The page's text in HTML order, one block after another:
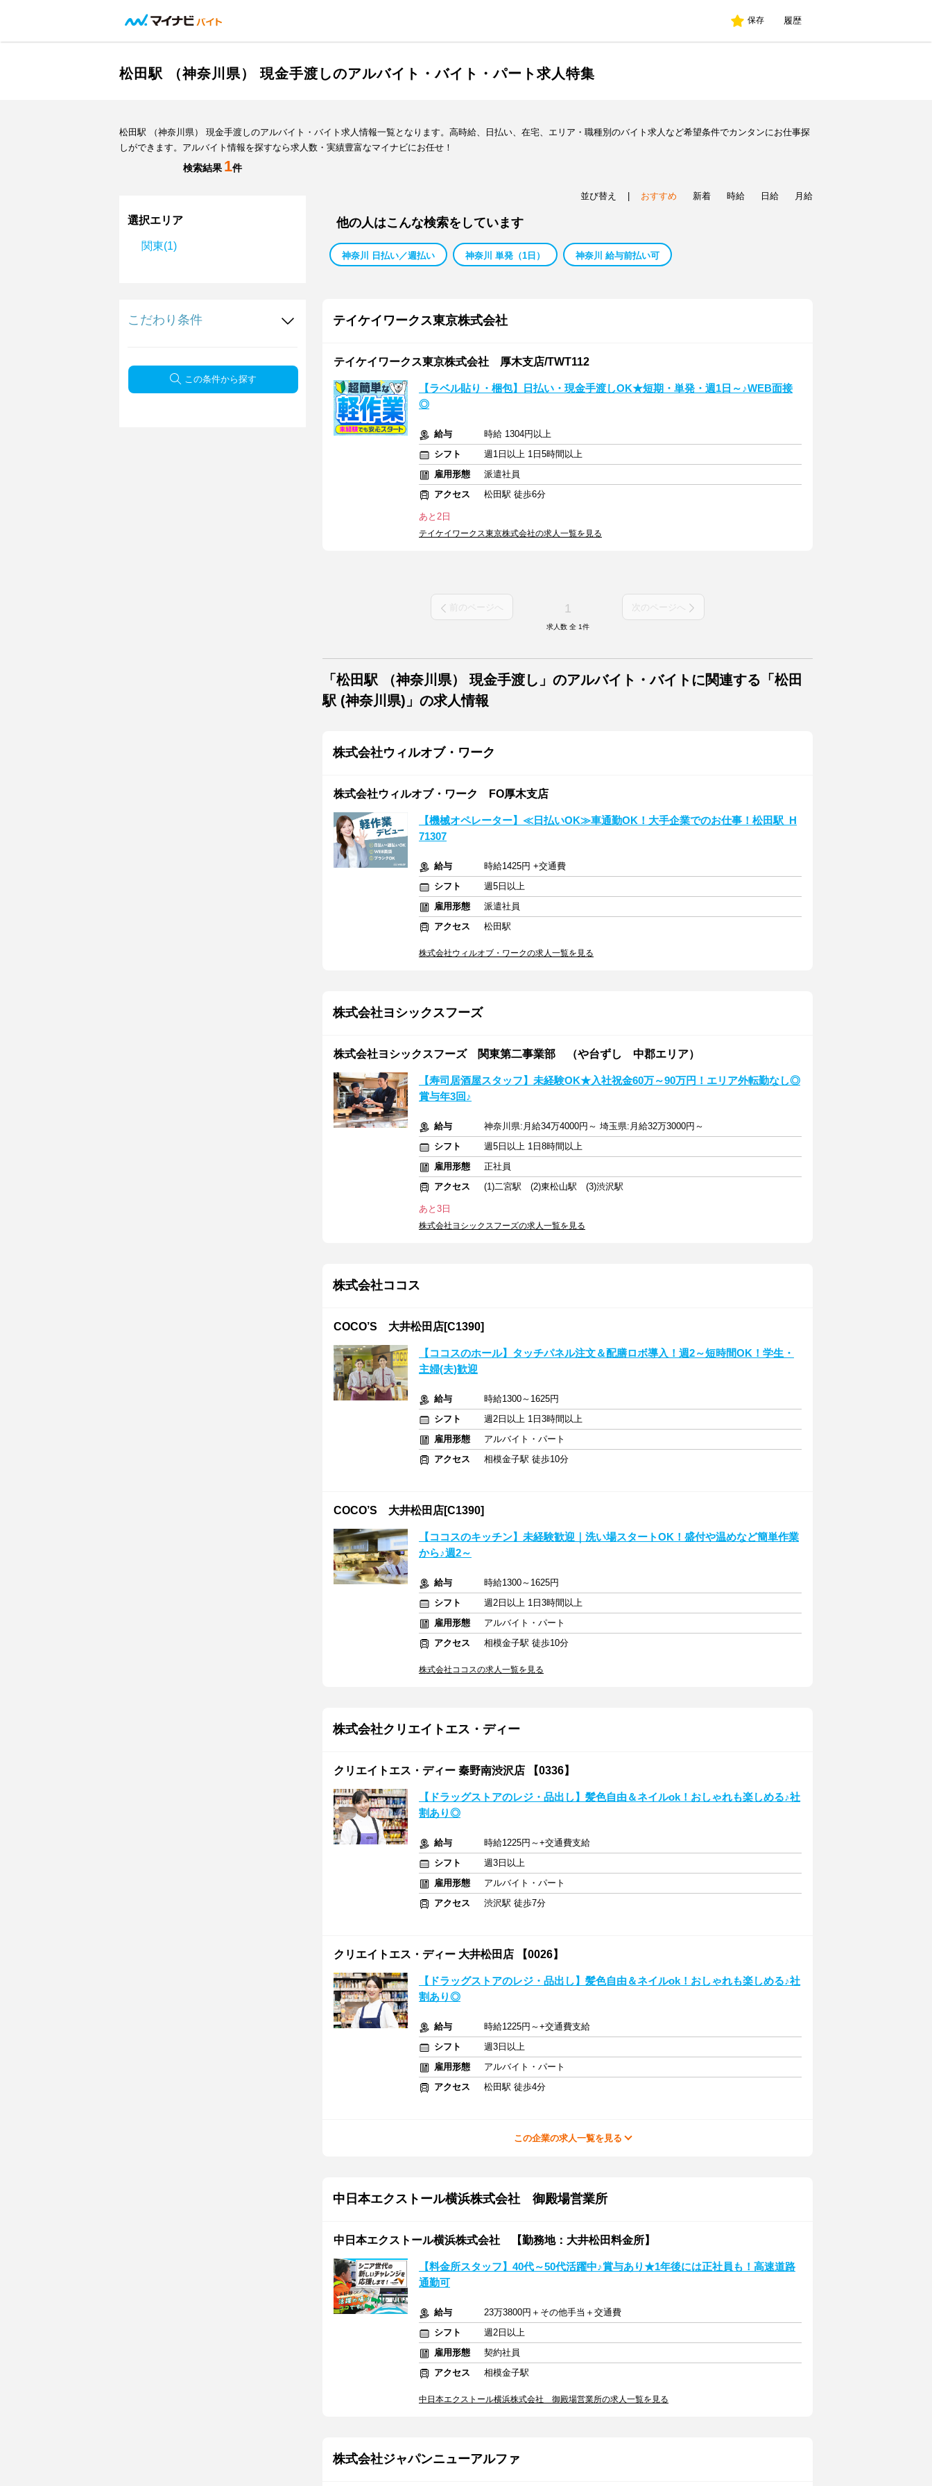
保存 履歴
松田駅 （神奈川県） 現金手渡しのアルバイト・バイト・パート求人特集
松田駅 （神奈川県） 現金手渡しのアルバイト・バイト求人情報一覧となります。高時給、日払い、在宅、エリア・職種別のバイト求人など希望条件でカンタンにお仕事探
しができます。アルバイト情報を探すなら求人数・実績豊富なマイナビにお任せ！
検索結果 1件
選択エリア
関東(1)
こだわり条件
この条件から探す
並び替え おすすめ 新着 時給 日給 月給
他の人はこんな検索をしています
神奈川 日払い／週払い 神奈川 単発（1日） 神奈川 給与前払い可
テイケイワークス東京株式会社
テイケイワークス東京株式会社 厚木支店/TWT112
【ラベル貼り・梱包】日払い・現金手渡しOK★短期・単発・週1日～♪WEB面接
◎
給与
時給 1304円以上
シフト
週1日以上 1日5時間以上
雇用形態
派遣社員
アクセス
松田駅 徒歩6分
あと2日
テイケイワークス東京株式会社の求人一覧を見る
前のページへ 1 次のページへ
求人数 全 1件
「松田駅 （神奈川県） 現金手渡し」のアルバイト・バイトに関連する「松田
駅 (神奈川県)」の求人情報
株式会社ウィルオブ・ワーク
株式会社ウィルオブ・ワーク FO厚木支店
【機械オペレーター】≪日払いOK≫車通勤OK！大手企業でのお仕事！松田駅_H
71307
給与
時給1425円 +交通費
シフト
週5日以上
雇用形態
派遣社員
アクセス
松田駅
株式会社ウィルオブ・ワークの求人一覧を見る
株式会社ヨシックスフーズ
株式会社ヨシックスフーズ 関東第二事業部 （や台ずし 中郡エリア）
【寿司居酒屋スタッフ】未経験OK★入社祝金60万～90万円！エリア外転勤なし◎
賞与年3回♪
給与
神奈川県:月給34万4000円～ 埼玉県:月給32万3000円～
シフト
週5日以上 1日8時間以上
雇用形態
正社員
アクセス
(1)二宮駅 (2)東松山駅 (3)渋沢駅
あと3日
株式会社ヨシックスフーズの求人一覧を見る
株式会社ココス
COCO’S 大井松田店[C1390]
【ココスのホール】タッチパネル注文＆配膳ロボ導入！週2～短時間OK！学生・
主婦(夫)歓迎
給与
時給1300～1625円
シフト
週2日以上 1日3時間以上
雇用形態
アルバイト・パート
アクセス
相模金子駅 徒歩10分
COCO’S 大井松田店[C1390]
【ココスのキッチン】未経験歓迎｜洗い場スタートOK！盛付や温めなど簡単作業
から♪週2～
給与
時給1300～1625円
シフト
週2日以上 1日3時間以上
雇用形態
アルバイト・パート
アクセス
相模金子駅 徒歩10分
株式会社ココスの求人一覧を見る
株式会社クリエイトエス・ディー
クリエイトエス・ディー 秦野南渋沢店 【0336】
【ドラッグストアのレジ・品出し】髪色自由＆ネイルok！おしゃれも楽しめる♪社
割あり◎
給与
時給1225円～+交通費支給
シフト
週3日以上
雇用形態
アルバイト・パート
アクセス
渋沢駅 徒歩7分
クリエイトエス・ディー 大井松田店 【0026】
【ドラッグストアのレジ・品出し】髪色自由＆ネイルok！おしゃれも楽しめる♪社
割あり◎
給与
時給1225円～+交通費支給
シフト
週3日以上
雇用形態
アルバイト・パート
アクセス
松田駅 徒歩4分
この企業の求人一覧を見る
中日本エクストール横浜株式会社 御殿場営業所
中日本エクストール横浜株式会社 【勤務地：大井松田料金所】
【料金所スタッフ】40代～50代活躍中♪賞与あり★1年後には正社員も！高速道路
通勤可
給与
23万3800円＋その他手当＋交通費
シフト
週2日以上
雇用形態
契約社員
アクセス
相模金子駅
中日本エクストール横浜株式会社 御殿場営業所の求人一覧を見る
株式会社ジャパンニューアルファ